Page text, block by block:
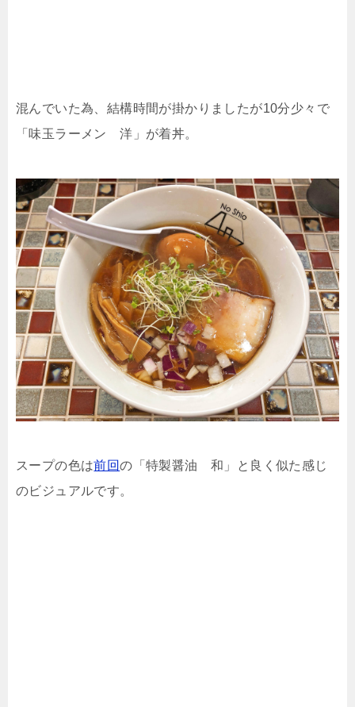
混んでいた為、結構時間が掛かりましたが10分少々で
「味玉ラーメン 洋」が着丼。
スープの色は前回の「特製醤油 和」と良く似た感じ
のビジュアルです。